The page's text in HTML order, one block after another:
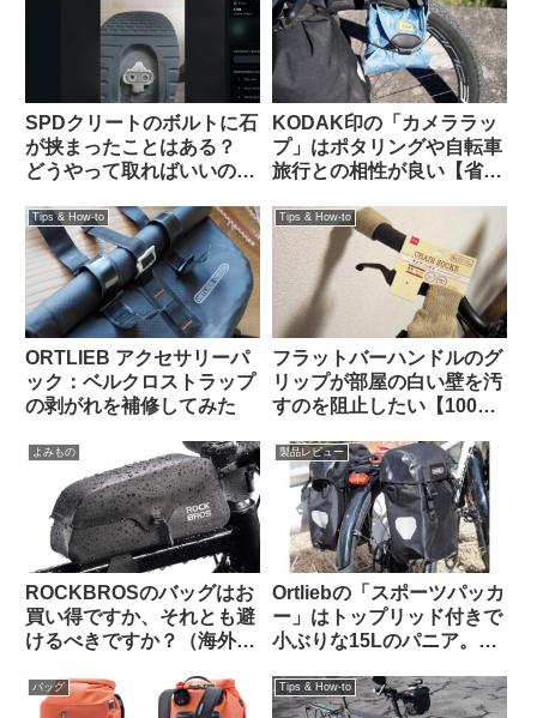
SPDクリートのボルトに石
が挟まったことはある？
どうやって取ればいいの？
KODAK印の「カメララッ
プ」はポタリングや自転車
旅行との相性が良い【省ス
水】
Tips & How-to
ORTLIEB アクセサリーパ
ック：ベルクロストラップ
の剥がれを補修してみた
Tips & How-to
フラットバーハンドルのグ
リップが部屋の白い壁を汚
すのを阻止したい【100均
よみもの
ROCKBROSのバッグはお
買い得ですか、それとも避
けるべきですか？（海外掲
製品レビュー
Ortliebの「スポーツパッカ
ー」はトップリッド付きで
小ぶりな15Lのパニア。ど
い方に向いている？
バッグ Tips & How-to